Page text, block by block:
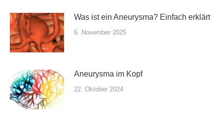
Was ist ein Aneurysma? Einfach erklärt
6. November 2025
Aneurysma im Kopf
22. Oktober 2024